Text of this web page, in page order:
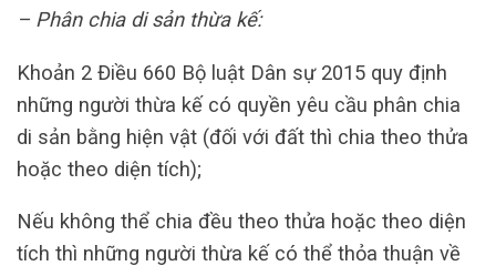
– Phân chia di sản thừa kế:
Khoản 2 Điều 660 Bộ luật Dân sự 2015 quy định
những người thừa kế có quyền yêu cầu phân chia
di sản bằng hiện vật (đối với đất thì chia theo thửa
hoặc theo diện tích);
Nếu không thể chia đều theo thửa hoặc theo diện
tích thì những người thừa kế có thể thỏa thuận về